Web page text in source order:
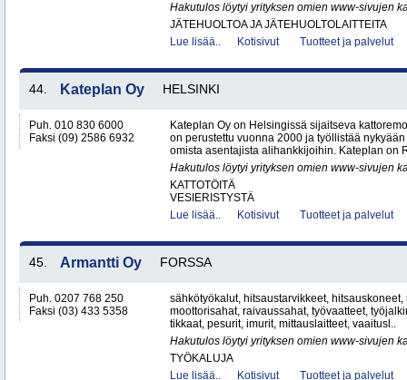
Hakutulos löytyi yrityksen omien www-sivujen
JÄTEHUOLTOA JA JÄTEHUOLTOLAITTEITA
Lue lisää..
Kotisivut Tuotteet ja palvelut
44. Kateplan Oy HELSINKI
Puh. 010 830 6000
Faksi (09) 2586 6932
Kateplan Oy on Helsingissä sijaitseva
on perustettu vuonna 2000 ja työllistää
omista asentajista alihankkijoihin. Kateplan on
Hakutulos löytyi yrityksen omien www-sivujen
KATTOTÖITÄ
VESIERISTYSTÄ
Lue lisää..
Kotisivut Tuotteet ja palvelut
45. Armantti Oy FORSSA
Puh. 0207 768 250
Faksi (03) 433 5358
sähkötyökalut, hitsaustarvikkeet,
moottorisahat, raivaussahat, työvaatteet,
tikkaat, pesurit, imurit, mittauslaitteet, vaaitusl..
Hakutulos löytyi yrityksen omien www-sivujen
TYÖKALUJA
Lue lisää..
Kotisivut Tuotteet ja palvelut